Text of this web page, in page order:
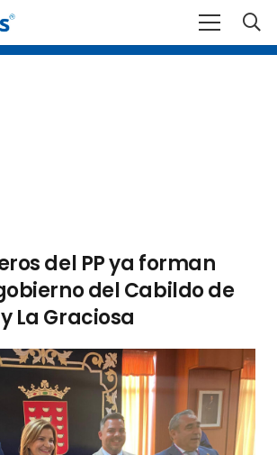
del PP ya forman
del Cabildo de
La Graciosa